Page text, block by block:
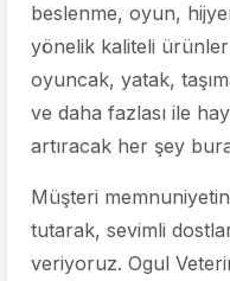
beslenme, oyun,
yönelik kaliteli
oyuncak, yatak,
ve daha fazlası ile
artıracak her şey
Müşteri
tutarak, sevimli
veriyoruz. Ogul